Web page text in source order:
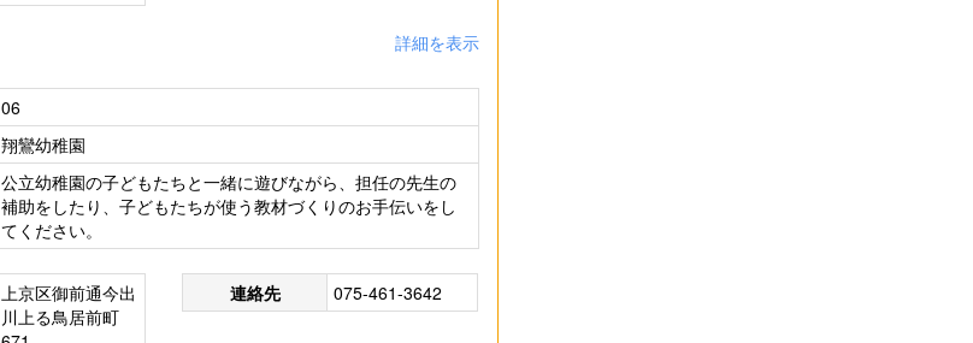
詳細を表示
06
翔鸞幼稚園
公立幼稚園の子どもたちと一緒に遊びながら、担任の先生の
補助をしたり、子どもたちが使う教材づくりのお手伝いをし
てください。
上京区御前通今出
川上る鳥居前町
連絡先 075-461-3642